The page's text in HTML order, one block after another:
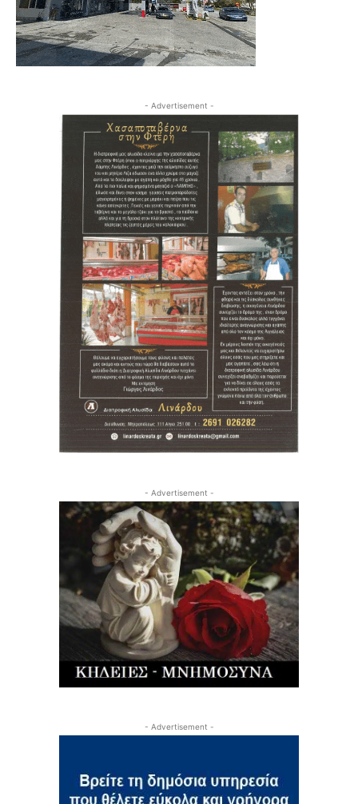
- Advertisement -
- Advertisement -
- Advertisement -